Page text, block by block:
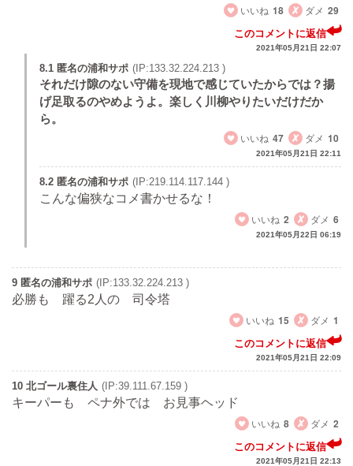
いいね 18 ダメ 29
このコメントに返信
2021年05月21日 22:07
8.1 匿名の浦和サポ (IP:133.32.224.213 )
それだけ隙のない守備を現地で感じていたからでは？揚
げ足取るのやめようよ。楽しく川柳やりたいだけだか
ら。
いいね 47 ダメ 10
2021年05月21日 22:11
8.2 匿名の浦和サポ (IP:219.114.117.144 )
こんな偏狭なコメ書かせるな！
いいね 2 ダメ 6
2021年05月22日 06:19
9 匿名の浦和サポ (IP:133.32.224.213 )
必勝も 躍る2人の 司令塔
いいね 15 ダメ 1
このコメントに返信
2021年05月21日 22:09
10 北ゴール裏住人 (IP:39.111.67.159 )
キーパーも ペナ外では お見事ヘッド
いいね 8 ダメ 2
このコメントに返信
2021年05月21日 22:13